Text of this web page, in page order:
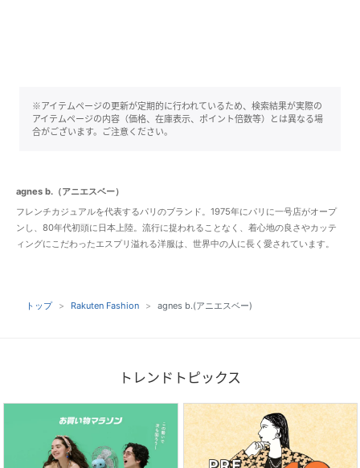
※アイテムページの更新が定期的に行われているため、検索結果が実際の
アイテムページの内容（価格、在庫表示、ポイント倍数等）とは異なる場
合がございます。ご注意ください。
agnes b.（アニエスベー）
フレンチカジュアルを代表するパリのブランド。1975年にパリに一号店がオープ
ンし、80年代初頭に日本上陸。流行に捉われることなく、着心地の良さやカッテ
ィングにこだわったエスプリ溢れる洋服は、世界中の人に長く愛されています。
トップ Rakuten Fashion agnes b.(アニエスベー)
トレンドトピックス